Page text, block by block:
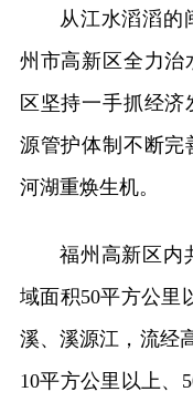
从江水滔滔的
州市高新区全力治
区坚持一手抓经
源管护体制不断完
河湖重焕生机。
福州高新区内
域面积50平方公里
溪、溪源江，流经
10平方公里以上、